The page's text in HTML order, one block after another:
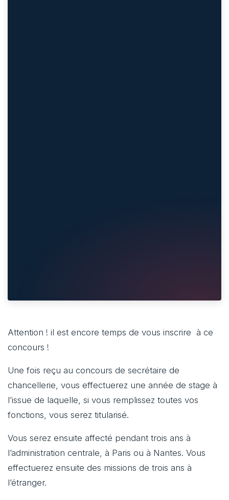
Attention ! il est encore temps de vous inscrire à ce
concours !
Une fois reçu au concours de secrétaire de
chancellerie, vous effectuerez une année de stage à
l’issue de laquelle, si vous remplissez toutes vos
fonctions, vous serez titularisé.
Vous serez ensuite affecté pendant trois ans à
l’administration centrale, à Paris ou à Nantes. Vous
effectuerez ensuite des missions de trois ans à
l’étranger.